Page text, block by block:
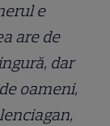
e
are de
dar
oameni,